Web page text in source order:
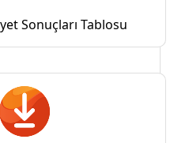
Sonuçları Tablosu